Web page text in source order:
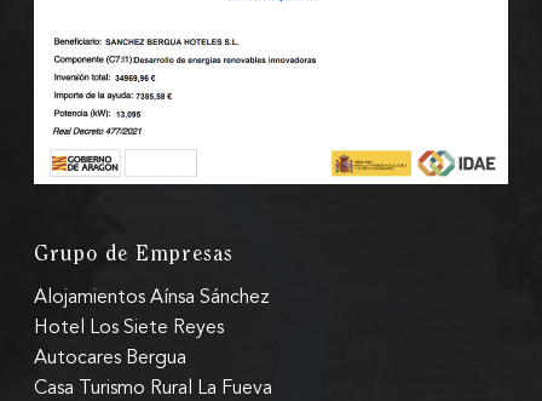
Grupo de Empresas
Alojamientos Aínsa Sánchez
Hotel Los Siete Reyes
Autocares Bergua
Casa Turismo Rural La Fueva